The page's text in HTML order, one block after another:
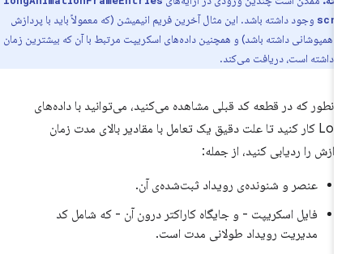
وجود داشته باشد. این مثال آخرین فریم انیمیشن (که معمولاً باید با پردازش
همپوشانی داشته باشد) و همچنین داده‌های اسکریپت مرتبط با آن که بیشترین زمان
داشته است، دریافت می‌کند.
که در قطعه کد قبلی مشاهده می‌کنید، می‌توانید با داده‌های
LoAF کار کنید تا علت دقیق یک تعامل با مقادیر بالای مدت زمان
را ردیابی کنید، از جمله:
عنصر و شنونده‌ی رویداد ثبت‌شده‌ی آن.
فایل اسکریپت - و جایگاه کاراکتر درون آن - که شامل کد
مدیریت رویداد طولانی مدت است.